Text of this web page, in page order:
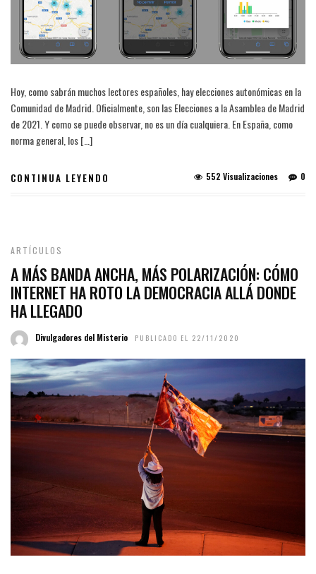
Hoy, como sabrán muchos lectores españoles, hay elecciones autonómicas en la
Comunidad de Madrid. Oficialmente, son las Elecciones a la Asamblea de Madrid
de 2021. Y como se puede observar, no es un día cualquiera. En España, como
norma general, los […]
CONTINUA LEYENDO 0
552 Visualizaciones
ARTÍCULOS
A MÁS BANDA ANCHA, MÁS POLARIZACIÓN: CÓMO
INTERNET HA ROTO LA DEMOCRACIA ALLÁ DONDE
HA LLEGADO
Divulgadores del Misterio PUBLICADO EL 22/11/2020